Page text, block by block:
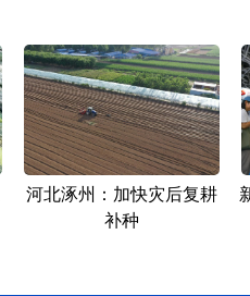
河北涿州：加快灾后复耕
补种